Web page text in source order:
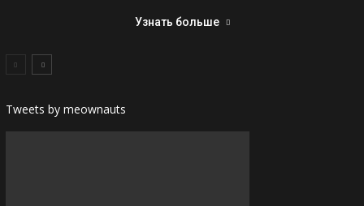
Узнать больше
Tweets by meownauts